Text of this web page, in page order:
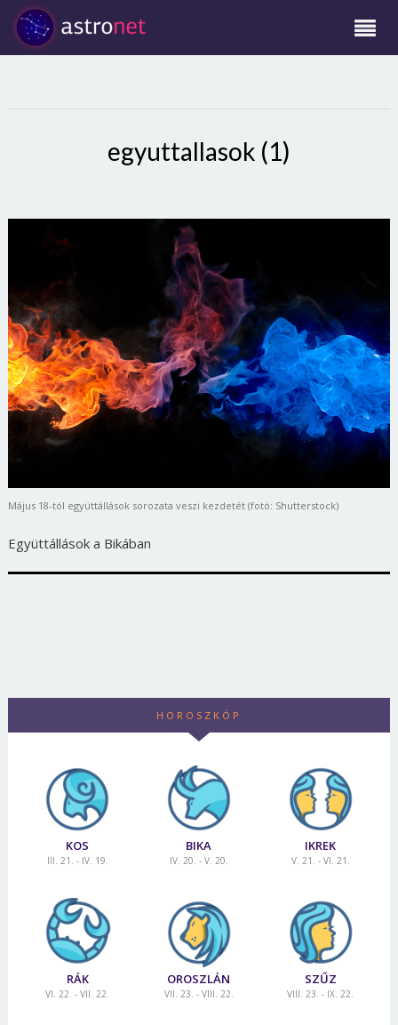
egyuttallasok (1)
Május 18-tól együttállások sorozata veszi kezdetét (fotó: Shutterstock)
Együttállások a Bikában
HOROSZKÓP
KOS
III. 21. - IV. 19.
BIKA
IV. 20. - V. 20.
IKREK
V. 21. - VI. 21.
RÁK
VI. 22. - VII. 22.
OROSZLÁN
VII. 23. - VIII. 22.
SZŰZ
VIII. 23. - IX. 22.